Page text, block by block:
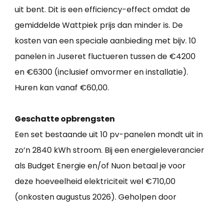
uit bent. Dit is een efficiency-effect omdat de
gemiddelde Wattpiek prijs dan minder is. De
kosten van een speciale aanbieding met bijv. 10
panelen in Juseret fluctueren tussen de €4200
en €6300 (inclusief omvormer en installatie).
Huren kan vanaf €60,00.
Geschatte opbrengsten
Een set bestaande uit 10 pv-panelen mondt uit in
zo’n 2840 kWh stroom. Bij een energieleverancier
als Budget Energie en/of Nuon betaal je voor
deze hoeveelheid elektriciteit wel €710,00
(onkosten augustus 2026). Geholpen door